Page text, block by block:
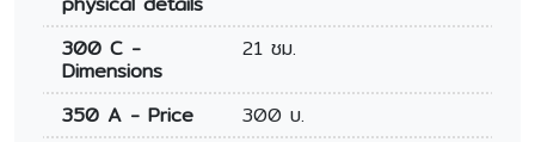
300 C -
Dimensions
21 ชม.
350 A - Price
300 บ.